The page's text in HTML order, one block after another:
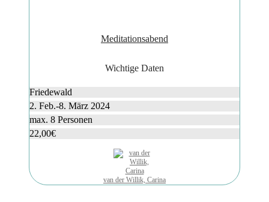
Meditationsabend
Wichtige Daten
Friedewald
2. Feb.-8. März 2024
max. 8 Personen
22,00€
van der Willik, Carina